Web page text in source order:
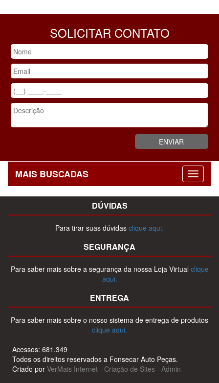
SOLICITAR CONTATO
MAIS BUSCADAS
DÚVIDAS
Para tirar suas dúvidas clique aqui.
SEGURANÇA
Para saber mais sobre a segurança da nossa Loja Virtual clique
aqui.
ENTREGA
Para saber mais sobre o nosso sistema de entrega de produtos
clique aqui.
Acessos: 681.349
Todos os direitos reservados a Fonsecar Auto Peças.
Criado por VerMais Internet - Criação de Sites - Admin